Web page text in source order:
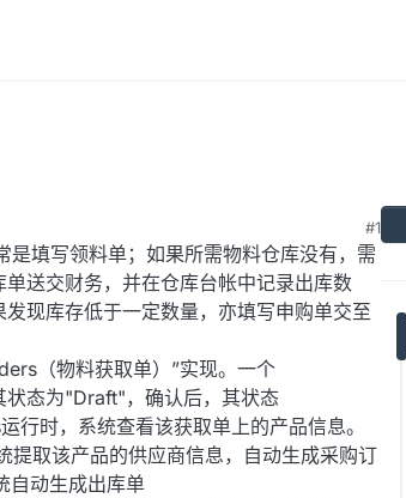
#1
填写领料单；如果所需物料仓库没有，需
送交财务，并在仓库台帐中记录出库数
现库存低于一定数量，亦填写申购单交至
（物料获取单）”实现。一个
态为"Draft"，确认后，其状态
时，系统查看该获取单上的产品信息。
取该产品的供应商信息，自动生成采购订
自动生成出库单